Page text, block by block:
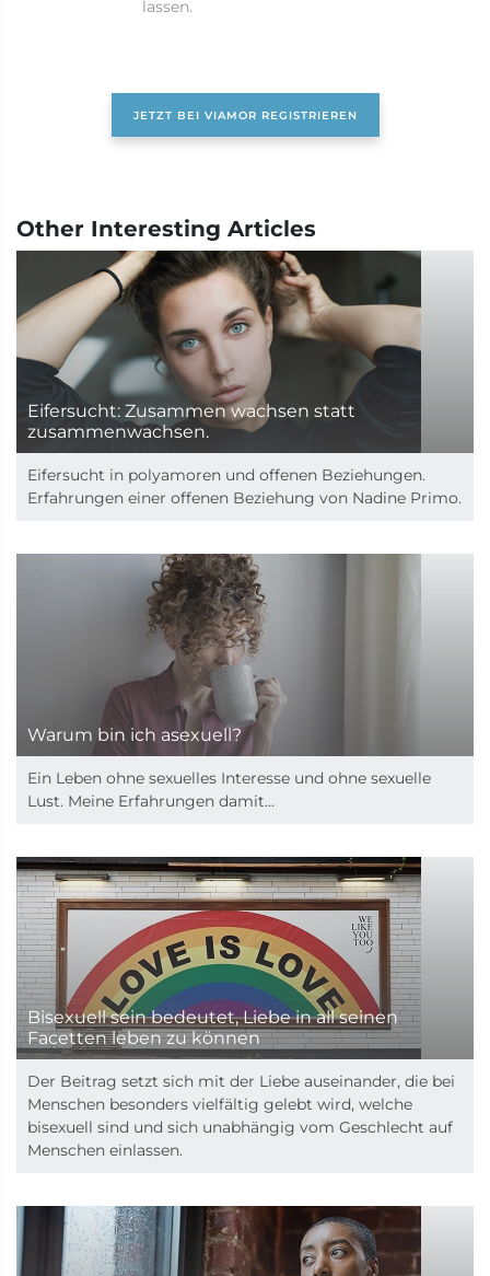
lassen.
JETZT BEI VIAMOR REGISTRIEREN
Other Interesting Articles
Eifersucht: Zusammen wachsen statt
zusammenwachsen.
Eifersucht in polyamoren und offenen Beziehungen.
Erfahrungen einer offenen Beziehung von Nadine Primo.
Warum bin ich asexuell?
Ein Leben ohne sexuelles Interesse und ohne sexuelle
Lust. Meine Erfahrungen damit...
Bisexuell sein bedeutet, Liebe in all seinen
Facetten leben zu können
Der Beitrag setzt sich mit der Liebe auseinander, die bei
Menschen besonders vielfältig gelebt wird, welche
bisexuell sind und sich unabhängig vom Geschlecht auf
Menschen einlassen.